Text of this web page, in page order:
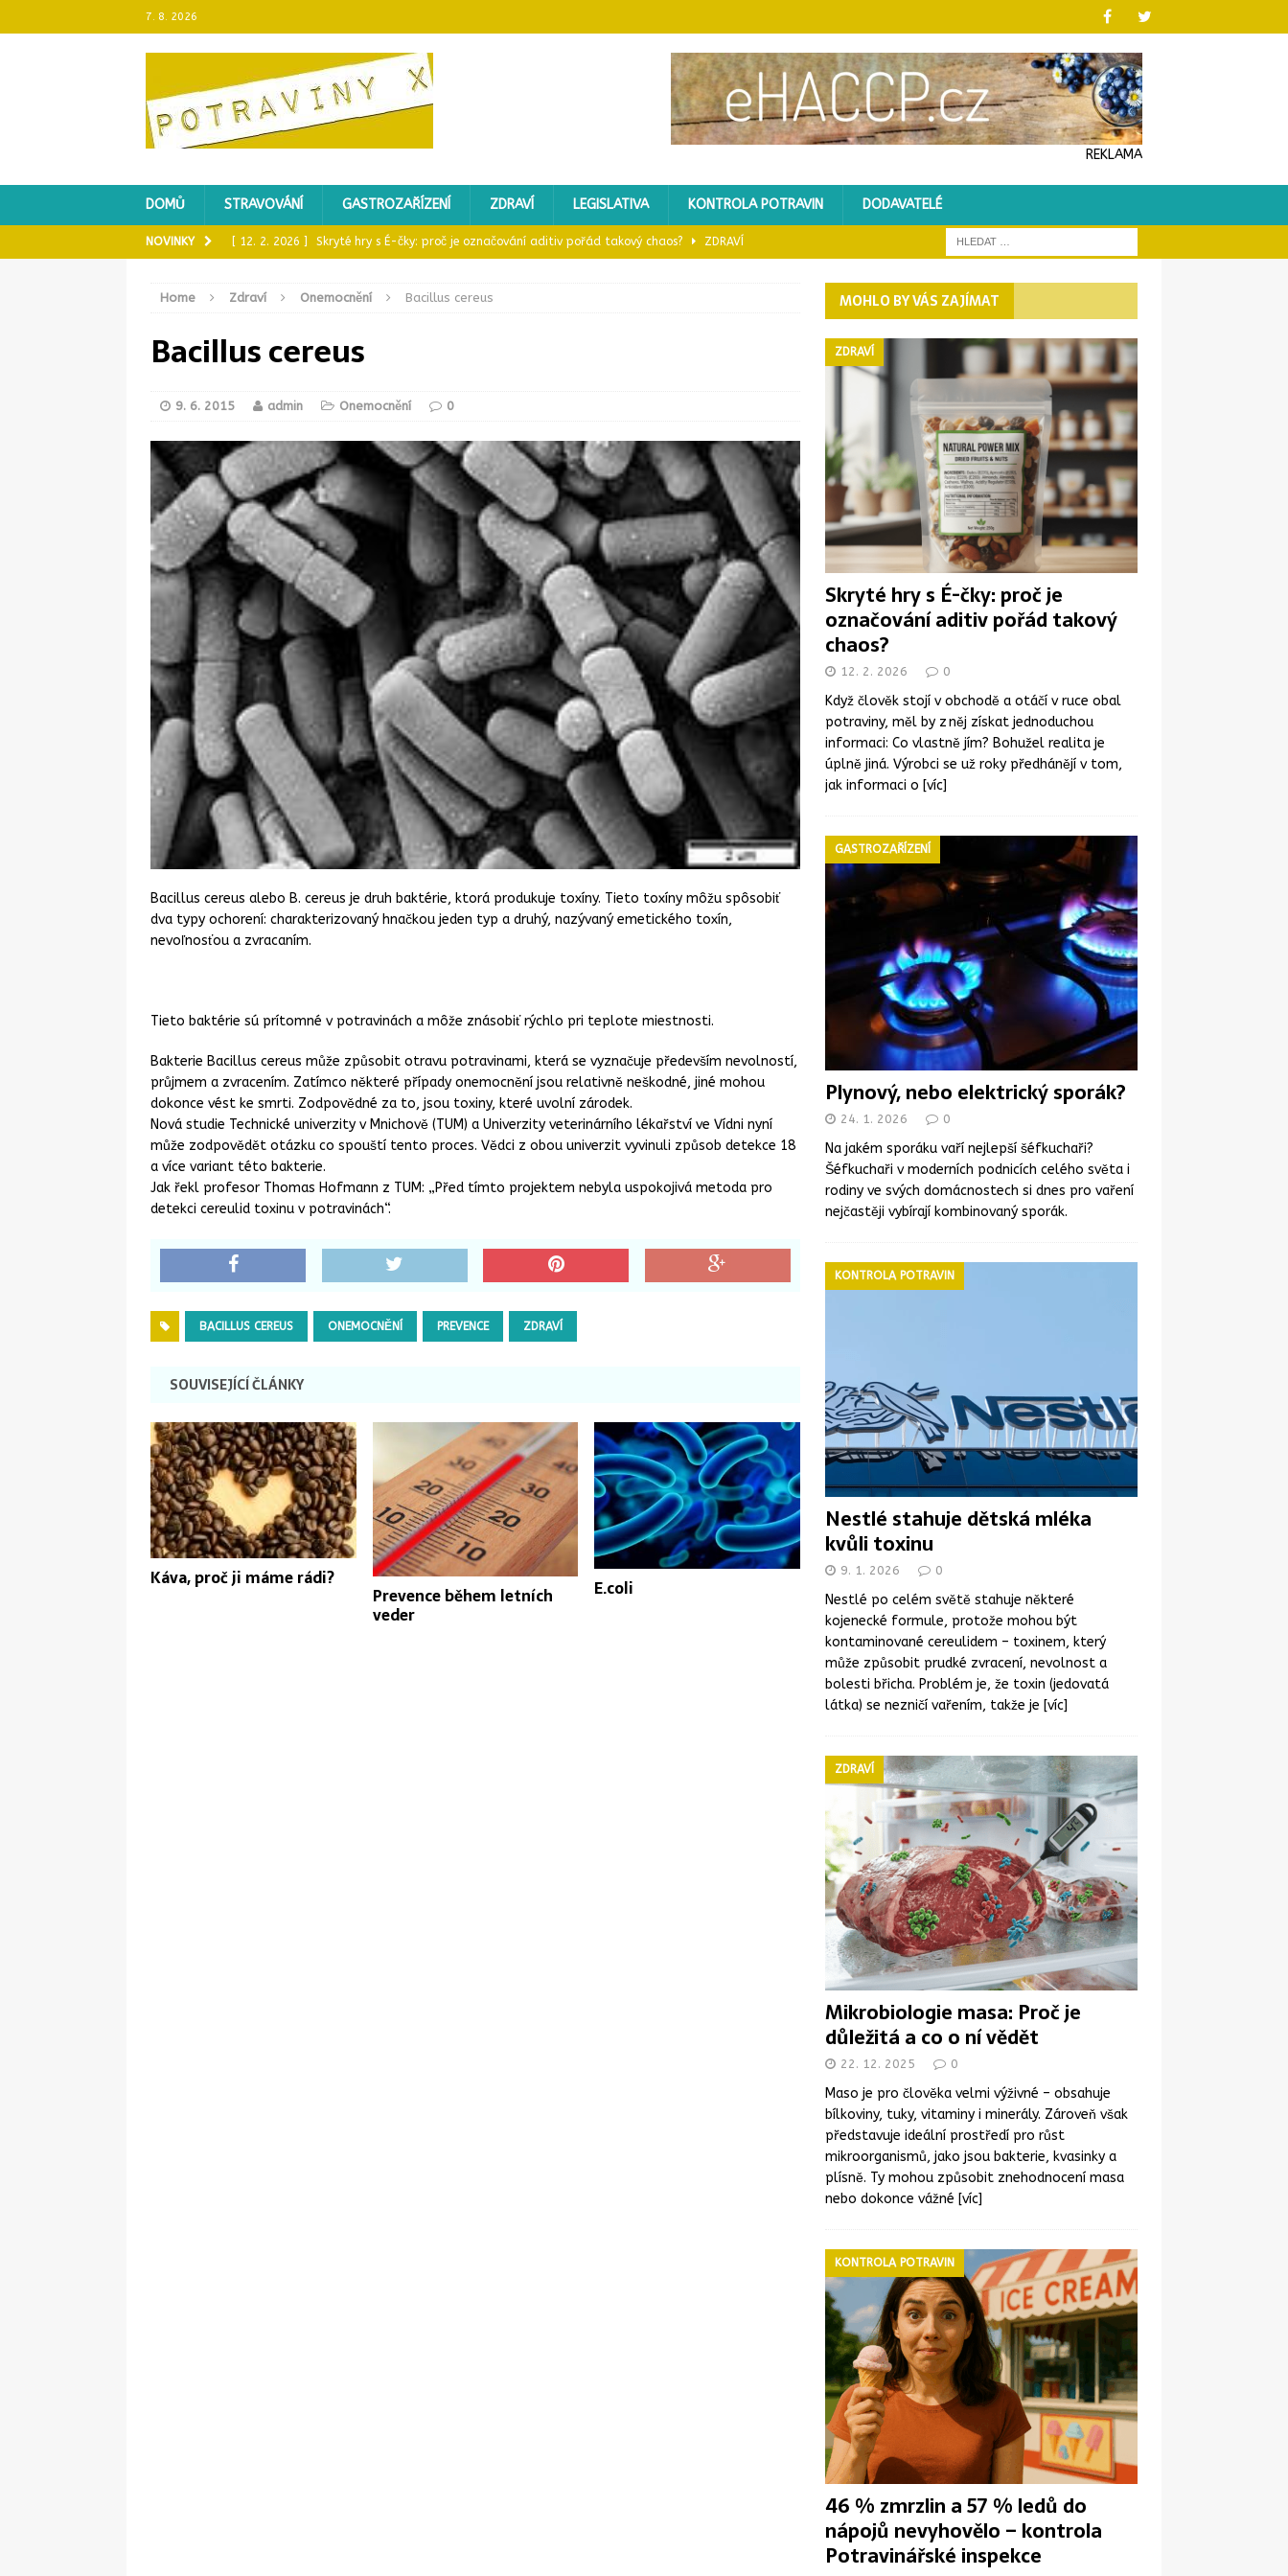
7. 8. 2026
REKLAMA
DOMŮ STRAVOVÁNÍ GASTROZAŘÍZENÍ ZDRAVÍ LEGISLATIVA KONTROLA POTRAVIN DODAVATELÉ
NOVINKY [ 12. 2. 2026 ] Skryté hry s É-čky: proč je označování aditiv pořád takový chaos? ZDRAVÍ
KONTROLA POTRAVIN
která se dotkla i včelích produktů ČESKÁ REPUBLIKA
[ 28. 8. 2025 ] Nová pravidla pro školní jídelny: větší důraz na pestrost jídelníčku a kvalitu surovin,
méně cukru a soli STRAVOVÁNÍ
[ 19. 8. 2025 ] Téměř 200 kg problematického masa a vnitřností v halal prodejně v Brně
KONTROLA POTRAVIN
[ 18. 8. 2025 ] Francií otřásá epidemie listeriózy spojená se sýry, dva lidé zemřeli ONEMOCNĚNÍ
[ 29. 7. 2025 ] Melouny a bezpečnost v letních měsících: Co byste měli vědět ONEMOCNĚNÍ
Home Zdraví Onemocnění Bacillus cereus
Bacillus cereus
9. 6. 2015 admin Onemocnění 0
Bacillus cereus alebo B. cereus je druh baktérie, ktorá produkuje toxíny. Tieto toxíny môžu spôsobiť
dva typy ochorení: charakterizovaný hnačkou jeden typ a druhý, nazývaný emetického toxín,
nevoľnosťou a zvracaním.
Tieto baktérie sú prítomné v potravinách a môže znásobiť rýchlo pri teplote miestnosti.
Bakterie Bacillus cereus může způsobit otravu potravinami, která se vyznačuje především nevolností,
průjmem a zvracením. Zatímco některé případy onemocnění jsou relativně neškodné, jiné mohou
dokonce vést ke smrti. Zodpovědné za to, jsou toxiny, které uvolní zárodek.
Nová studie Technické univerzity v Mnichově (TUM) a Univerzity veterinárního lékařství ve Vídni nyní
může zodpovědět otázku co spouští tento proces. Vědci z obou univerzit vyvinuli způsob detekce 18
a více variant této bakterie.
Jak řekl profesor Thomas Hofmann z TUM: „Před tímto projektem nebyla uspokojivá metoda pro
detekci cereulid toxinu v potravinách“.
BACILLUS CEREUS ONEMOCNĚNÍ PREVENCE ZDRAVÍ
SOUVISEJÍCÍ ČLÁNKY
Káva, proč ji máme rádi?
Prevence během letních
veder
E.coli
MOHLO BY VÁS ZAJÍMAT
Skryté hry s É-čky: proč je
označování aditiv pořád takový
chaos?
ZDRAVÍ
12. 2. 2026 0
Když člověk stojí v obchodě a otáčí v ruce obal
potraviny, měl by z něj získat jednoduchou
informaci: Co vlastně jím? Bohužel realita je
úplně jiná. Výrobci se už roky předhánějí v tom,
jak informaci o [víc]
Plynový, nebo elektrický sporák?
GASTROZAŘÍZENÍ
24. 1. 2026 0
Na jakém sporáku vaří nejlepší šéfkuchaři?
Šéfkuchaři v moderních podnicích celého světa i
rodiny ve svých domácnostech si dnes pro vaření
nejčastěji vybírají kombinovaný sporák.
Nestlé stahuje dětská mléka
kvůli toxinu
KONTROLA POTRAVIN
9. 1. 2026 0
Nestlé po celém světě stahuje některé
kojenecké formule, protože mohou být
kontaminované cereulidem – toxinem, který
může způsobit prudké zvracení, nevolnost a
bolesti břicha. Problém je, že toxin (jedovatá
látka) se nezničí vařením, takže je [víc]
Mikrobiologie masa: Proč je
důležitá a co o ní vědět
ZDRAVÍ
22. 12. 2025 0
Maso je pro člověka velmi výživné – obsahuje
bílkoviny, tuky, vitaminy i minerály. Zároveň však
představuje ideální prostředí pro růst
mikroorganismů, jako jsou bakterie, kvasinky a
plísně. Ty mohou způsobit znehodnocení masa
nebo dokonce vážné [víc]
46 % zmrzlin a 57 % ledů do
nápojů nevyhovělo – kontrola
Potravinářské inspekce
KONTROLA POTRAVIN